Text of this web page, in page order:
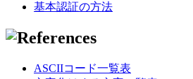
基本認証の方法
ASCIIコード一覧表